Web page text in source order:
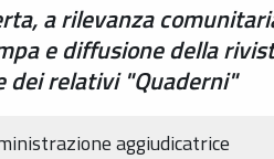
a rilevanza
e diffusione della
dei relativi "Quaderni"
aggiudicatrice